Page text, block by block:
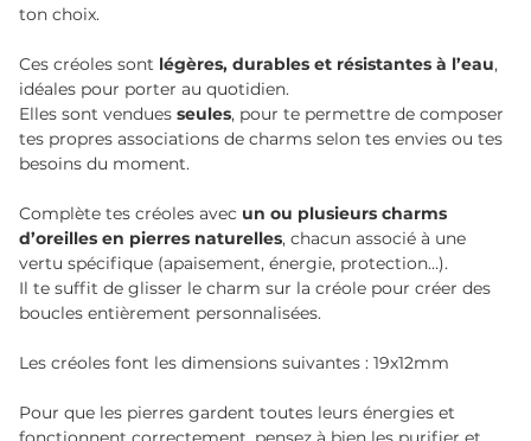
ton choix.
Ces créoles sont légères, durables et résistantes à l’eau,
idéales pour porter au quotidien.
Elles sont vendues seules, pour te permettre de composer
tes propres associations de charms selon tes envies ou tes
besoins du moment.
Complète tes créoles avec un ou plusieurs charms
d’oreilles en pierres naturelles, chacun associé à une
vertu spécifique (apaisement, énergie, protection…).
Il te suffit de glisser le charm sur la créole pour créer des
boucles entièrement personnalisées.
Les créoles font les dimensions suivantes : 19x12mm
Pour que les pierres gardent toutes leurs énergies et